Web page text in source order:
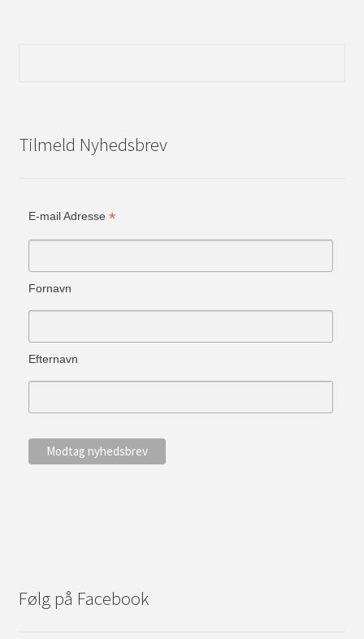
Tilmeld Nyhedsbrev
E-mail Adresse *
Fornavn
Efternavn
Følg på Facebook